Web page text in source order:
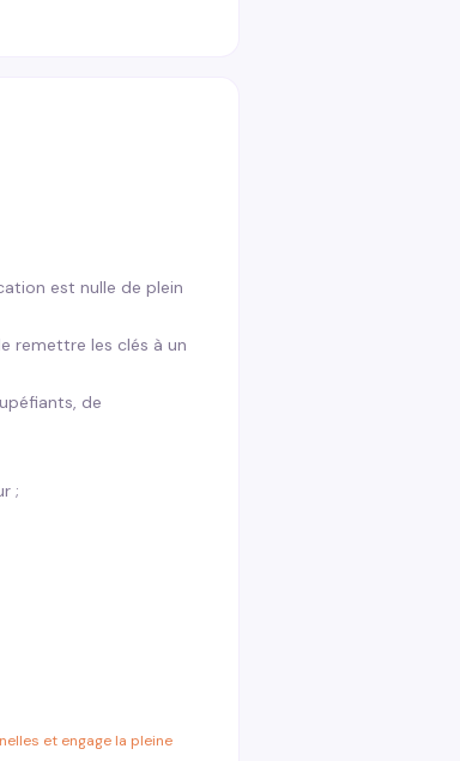
est nulle de plein
remettre les clés à un
de
;
et engage la pleine